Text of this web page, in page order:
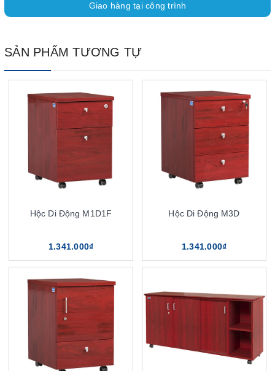
Giao hàng tại công trình
SẢN PHẨM TƯƠNG TỰ
Hộc Di Động M1D1F
1.341.000₫
Hộc Di Động M3D
1.341.000₫